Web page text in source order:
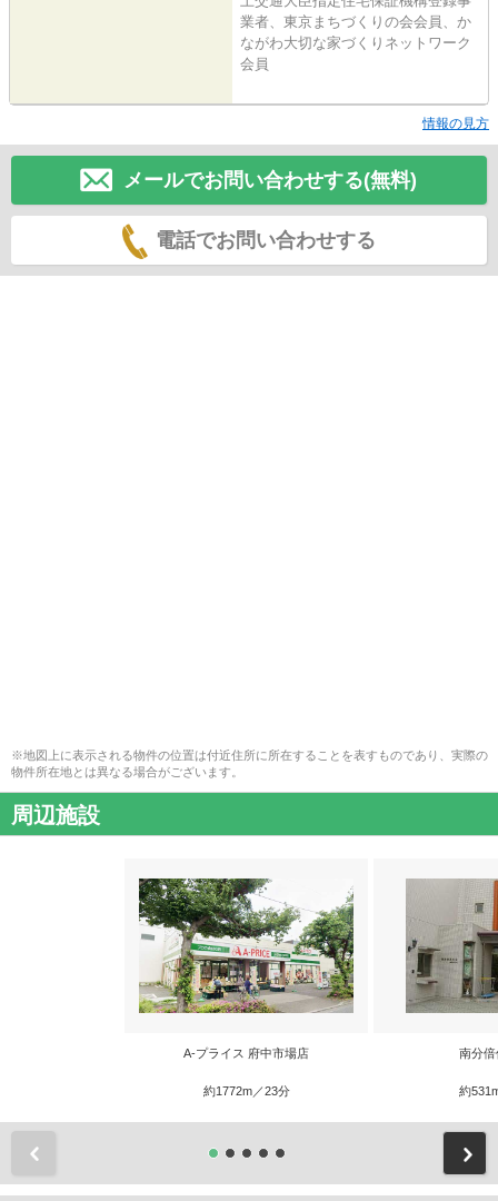
業者、東京まちづくりの会会員、か
ながわ大切な家づくりネットワーク
会員
情報の見方
メールでお問い合わせする(無料)
電話でお問い合わせする
※地図上に表示される物件の位置は付近住所に所在することを表すものであり、実際の
物件所在地とは異なる場合がございます。
周辺施設
A-プライス 府中市場店
約1772m／23分
南分倍
約